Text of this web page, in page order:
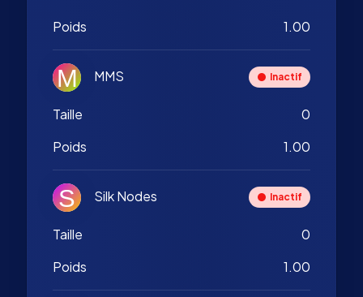
Poids
1.00
MMS Inactif
Taille
0
Poids
1.00
Silk Nodes Inactif
Taille
0
Poids
1.00